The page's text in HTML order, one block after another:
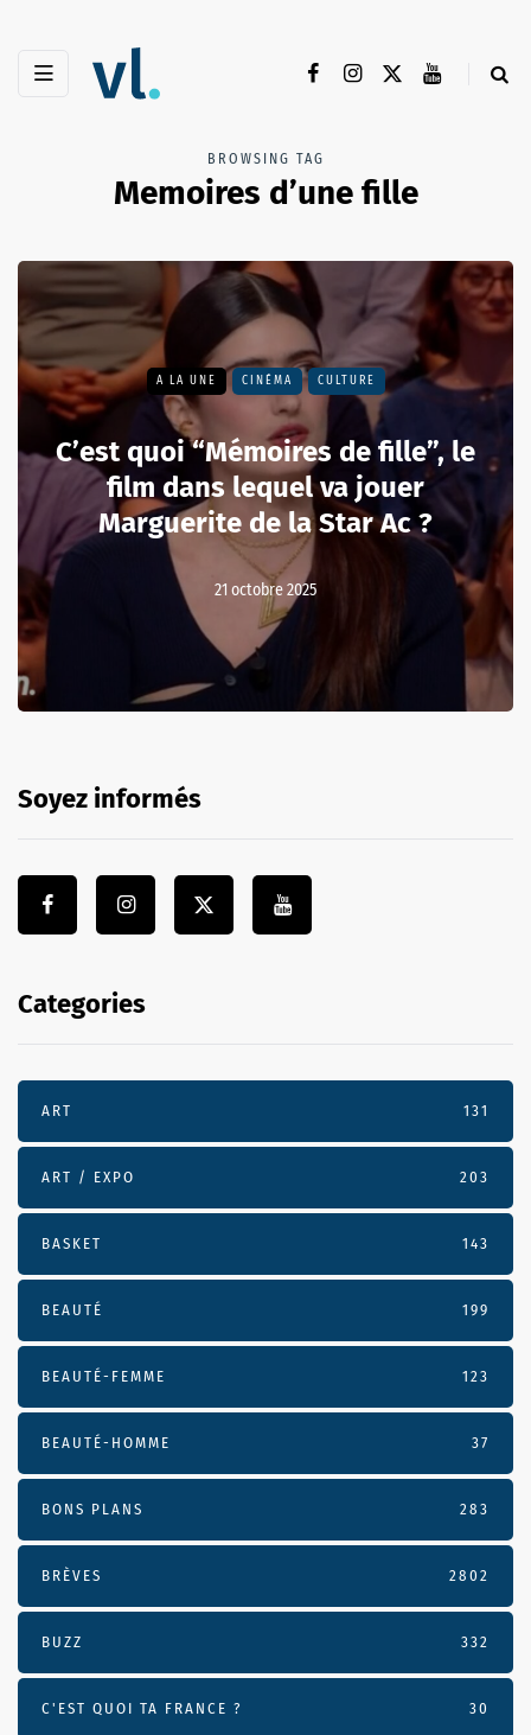
BROWSING TAG
Memoires d’une fille
A LA UNE CINÉMA CULTURE
C’est quoi “Mémoires de fille”, le
film dans lequel va jouer
Marguerite de la Star Ac ?
21 octobre 2025
Soyez informés
Categories
ART 131
ART / EXPO 203
BASKET 143
BEAUTÉ 199
BEAUTÉ-FEMME 123
BEAUTÉ-HOMME 37
BONS PLANS 283
BRÈVES 2802
BUZZ 332
C'EST QUOI TA FRANCE ? 30